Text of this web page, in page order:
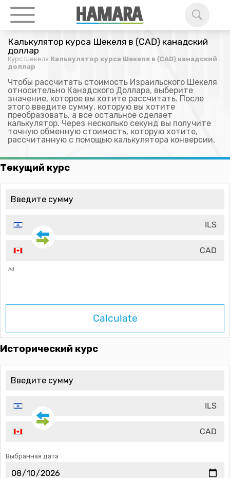
Калькулятор курса Шекеля в (CAD) канадский
доллар
Курс Шекеля Калькулятор курса Шекеля в (CAD) канадский
доллар
Чтобы рассчитать стоимость Израильского Шекеля
относительно Канадского Доллара, выберите
значение, которое вы хотите рассчитать. После
этого введите сумму, которую вы хотите
преобразовать, а все остальное сделает
калькулятор. Через несколько секунд вы получите
точную обменную стоимость, которую хотите,
рассчитанную с помощью калькулятора конверсии.
Текущий курс
ILS
CAD
Ad
Calculate
Исторический курс
ILS
CAD
Выбранная дата